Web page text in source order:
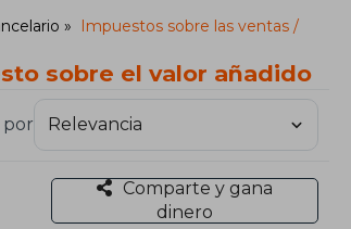
Impuestos sobre las ventas /
sobre el valor añadido
por
Comparte y gana
dinero